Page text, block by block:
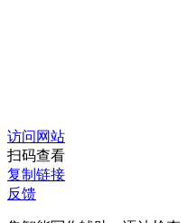
访问网站
扫码查看
复制链接
反馈